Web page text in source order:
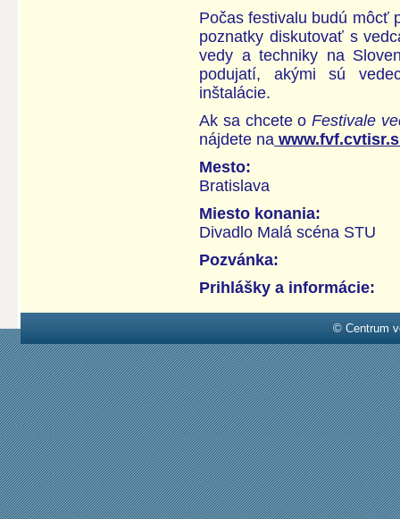
Počas festivalu budú môcť
poznatky diskutovať s
vedy a techniky na
podujatí, akými sú
inštalácie.
Ak sa chcete oFestivale
nájdete na
Mesto:
Bratislava
Miesto konania:
Divadlo Malá scéna STU
Pozvánka:
Prihlášky a informácie:
© Centrum